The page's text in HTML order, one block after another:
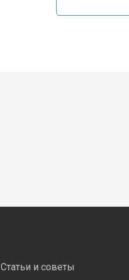
Статьи и советы